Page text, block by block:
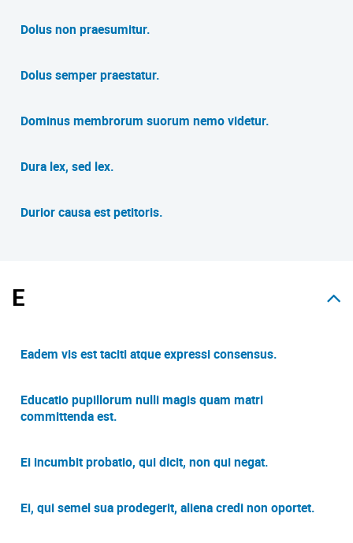
Dolus non praesumitur.
Dolus semper praestatur.
Dominus membrorum suorum nemo videtur.
Dura lex, sed lex.
Durior causa est petitoris.
E
Eadem vis est taciti atque expressi consensus.
Educatio pupillorum nulli magis quam matri
committenda est.
Ei incumbit probatio, qui dicit, non qui negat.
Ei, qui semel sua prodegerit, aliena credi non oportet.